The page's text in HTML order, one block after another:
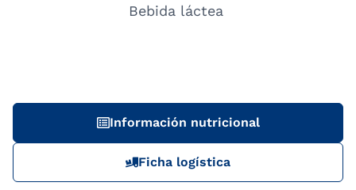
Bebida láctea
Información nutricional
Ficha logística